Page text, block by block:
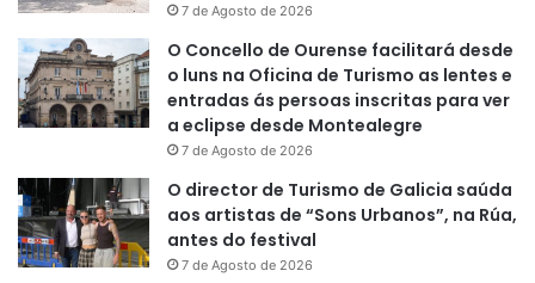
7 de Agosto de 2026
O Concello de Ourense facilitará desde
o luns na Oficina de Turismo as lentes e
entradas ás persoas inscritas para ver
a eclipse desde Montealegre
7 de Agosto de 2026
O director de Turismo de Galicia saúda
aos artistas de “Sons Urbanos”, na Rúa,
antes do festival
7 de Agosto de 2026